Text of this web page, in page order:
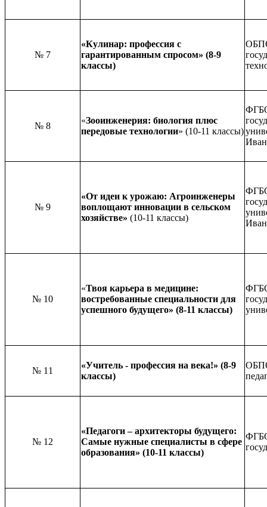
№ 7
«Кулинар: профессия с
гарантированным спросом» (8-9
классы)
№ 8
«Зооинженерия: биология плюс
передовые технологии» (10-11 классы)
№ 9
«От идеи к урожаю: Агроинженеры
воплощают инновации в сельском
хозяйстве» (10-11 классы)
№ 10
«Твоя карьера в медицине:
востребованные специальности для
успешного будущего» (8-11 классы)
№ 11
«Учитель - профессия на века!» (8-9
классы)
№ 12
«Педагоги – архитекторы будущего:
Самые нужные специалисты в сфере
образования» (10-11 классы)